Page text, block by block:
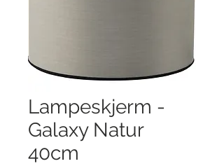
Lampeskjerm -
Galaxy Natur
40cm